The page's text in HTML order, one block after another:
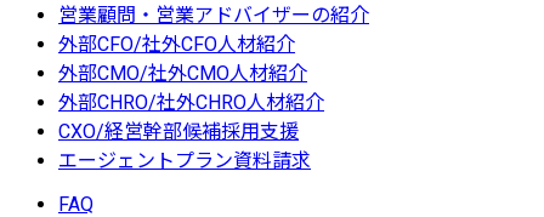
営業顧問・営業アドバイザーの紹介
外部CFO/社外CFO人材紹介
外部CMO/社外CMO人材紹介
外部CHRO/社外CHRO人材紹介
CXO/経営幹部候補採用支援
エージェントプラン資料請求
FAQ